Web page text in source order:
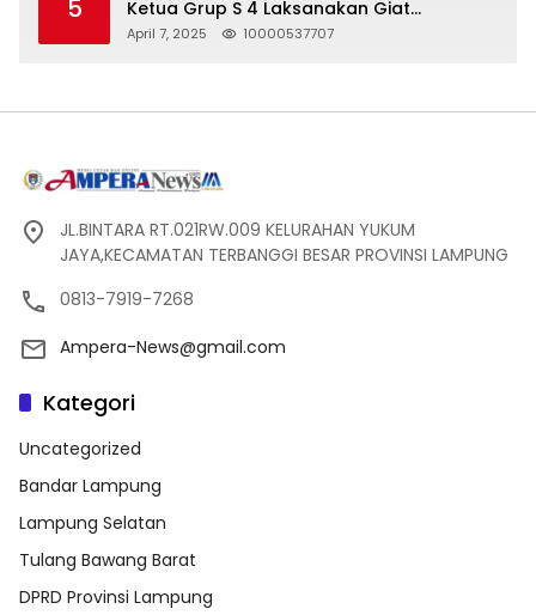
5
Ketua Grup S 4 Laksanakan Giat
Silaturahmi
April 7, 2025 10000537707
JL.BINTARA RT.021RW.009 KELURAHAN YUKUM
JAYA,KECAMATAN TERBANGGI BESAR PROVINSI LAMPUNG
0813-7919-7268
Ampera-News@gmail.com
Kategori
Uncategorized
Bandar Lampung
Lampung Selatan
Tulang Bawang Barat
DPRD Provinsi Lampung